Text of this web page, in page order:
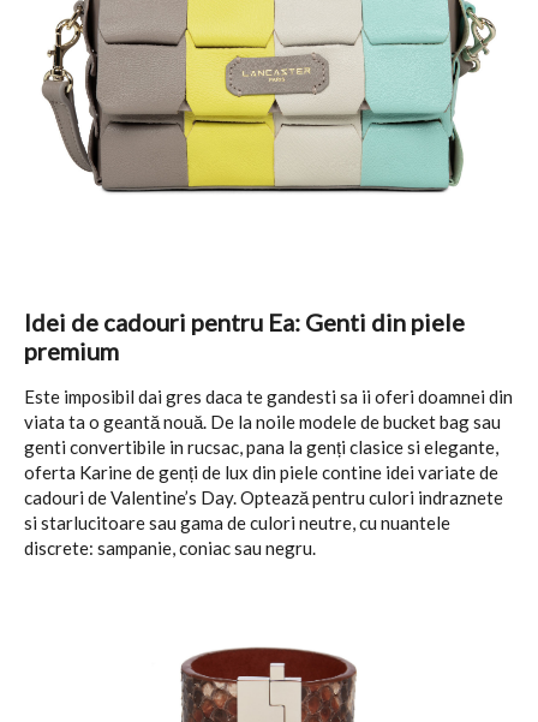
Idei de cadouri pentru Ea: Genti din piele
premium
Este imposibil dai gres daca te gandesti sa ii oferi doamnei din
viata ta o geantă nouă. De la noile modele de bucket bag sau
genti convertibile in rucsac, pana la genți clasice si elegante,
oferta Karine de genți de lux din piele contine idei variate de
cadouri de Valentine’s Day. Optează pentru culori indraznete
si starlucitoare sau gama de culori neutre, cu nuantele
discrete: sampanie, coniac sau negru.